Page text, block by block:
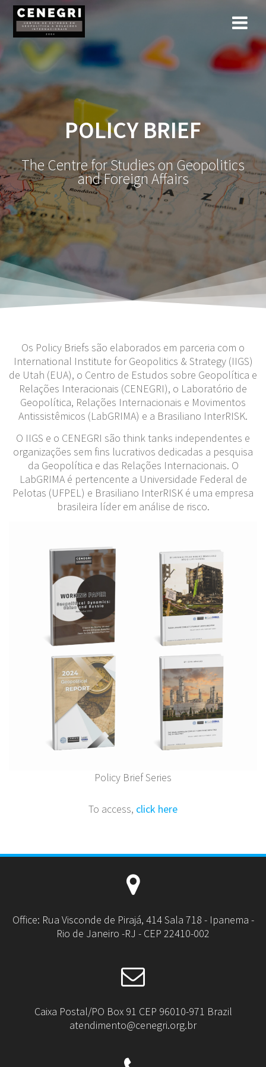
content
POLICY BRIEF
The Centre for Studies on Geopolitics
and Foreign Affairs
Os Policy Briefs são elaborados em parceria com o
International Institute for Geopolitics & Strategy (IIGS)
de Utah (EUA), o Centro de Estudos sobre Geopolítica e
Relações Interacionais (CENEGRI), o Laboratório de
Geopolítica, Relações Internacionais e Movimentos
Antissistêmicos (LabGRIMA) e a Brasiliano InterRISK.
O IIGS e o CENEGRI são think tanks independentes e
organizações sem fins lucrativos dedicadas a pesquisa
da Geopolítica e das Relações Internacionais. O
LabGRIMA é pertencente a Universidade Federal de
Pelotas (UFPEL) e Brasiliano InterRISK é uma empresa
brasileira líder em análise de risco.
Policy Brief Series
To access, click here
Office: Rua Visconde de Pirajá, 414 Sala 718 - Ipanema -
Rio de Janeiro -RJ - CEP 22410-002
Caixa Postal/PO Box 91 CEP 96010-971 Brazil
atendimento@cenegri.org.br